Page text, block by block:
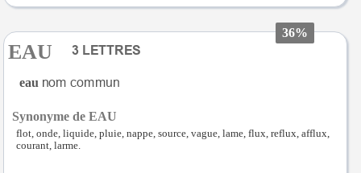
36%
EAU
eau
Synonyme de EAU
flot, onde, liquide, pluie, nappe, source, vague, lame, flux, reflux, afflux,
courant, larme.